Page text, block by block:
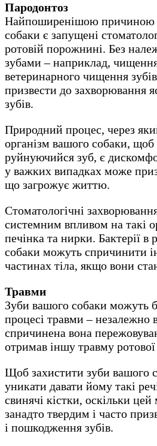
Пародонтоз
Найпоширенішою причиною
собаки є запущені
ротовій порожнині. Без
зубами – наприклад, чищення
ветеринарного чищення
призвести до захворювання
зубів.
Природний процес, через
організм вашого собаки, щоб
руйнуючийся зуб, є
у важких випадках може
що загрожує життю.
Стоматологічні
системним впливом на такі
печінка та нирки. Бактерії в
собаки можуть спричинити
частинах тіла, якщо вони
Травми
Зуби вашого собаки можуть
процесі травми – незалежно
спричинена вона
отримав іншу травму
Щоб захистити зуби вашого
уникати давати йому такі
свинячі кістки, оскільки
занадто твердим і часто
і пошкодження зубів.